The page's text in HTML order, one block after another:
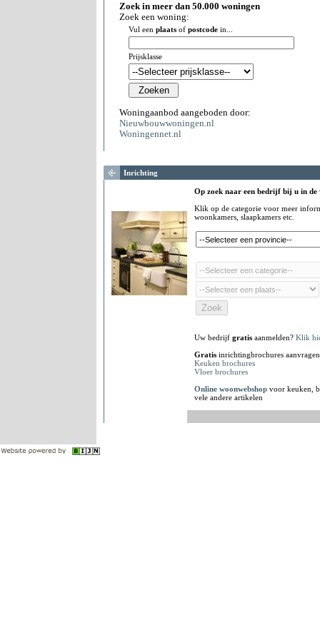
Zoek in meer dan 50.000 woningen
Zoek een woning:
Vul een plaats of postcode in...
Prijsklasse
Woningaanbod aangeboden door:
Nieuwbouwwoningen.nl
Woningennet.nl
Inrichting
Op zoek naar een bedrijf bij u in
Klik op de categorie voor meer
woonkamers, slaapkamers etc.
Uw bedrijf gratis aanmelden? Klik
Gratis inrichtingbrochures
Keuken brochures
Vloer brochures
Online woonwebshop voor keuken,
vele andere artikelen